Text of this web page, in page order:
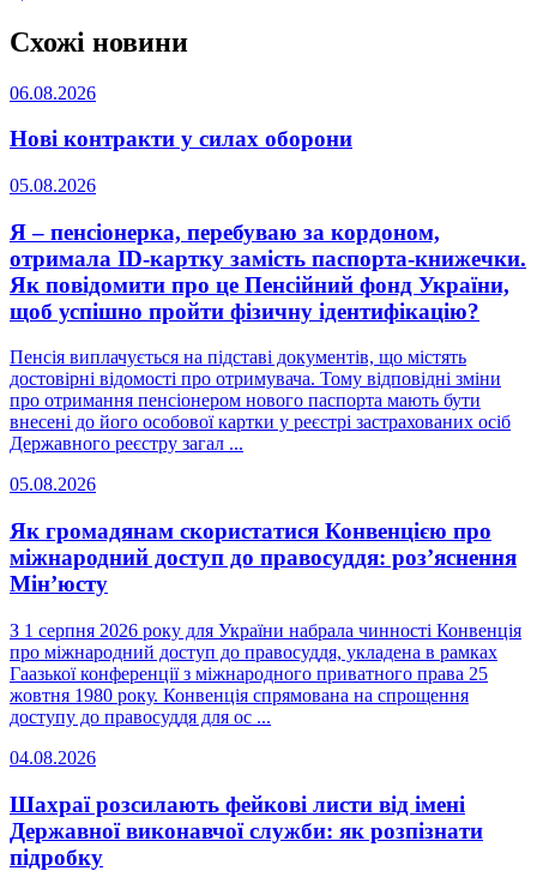
Схожі новини
06.08.2026
Нові контракти у силах оборони
05.08.2026
Я – пенсіонерка, перебуваю за кордоном,
отримала ID-картку замість паспорта-книжечки.
Як повідомити про це Пенсійний фонд України,
щоб успішно пройти фізичну ідентифікацію?
Пенсія виплачується на підставі документів, що містять
достовірні відомості про отримувача. Тому відповідні зміни
про отримання пенсіонером нового паспорта мають бути
внесені до його особової картки у реєстрі застрахованих осіб
Державного реєстру загал ...
05.08.2026
Як громадянам скористатися Конвенцією про
міжнародний доступ до правосуддя: роз’яснення
Мін’юсту
З 1 серпня 2026 року для України набрала чинності Конвенція
про міжнародний доступ до правосуддя, укладена в рамках
Гаазької конференції з міжнародного приватного права 25
жовтня 1980 року. Конвенція спрямована на спрощення
доступу до правосуддя для ос ...
04.08.2026
Шахраї розсилають фейкові листи від імені
Державної виконавчої служби: як розпізнати
підробку